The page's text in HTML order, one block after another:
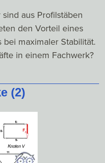
aus Profilstäben
den Vorteil eines
maximaler Stabilität.
in einem Fachwerk?
(2)